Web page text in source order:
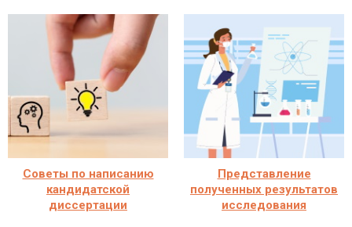
Советы по написанию
кандидатской
диссертации
Представление
полученных результатов
исследования